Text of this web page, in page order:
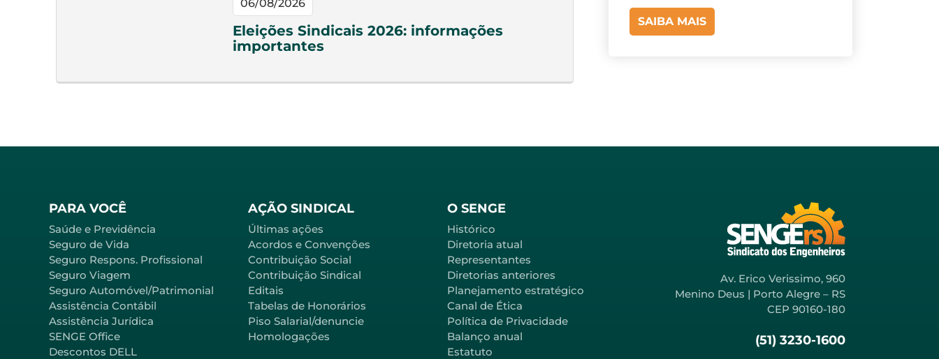
06/08/2026
Eleições Sindicais 2026: informações
importantes
SAIBA MAIS
PARA VOCÊ
Saúde e Previdência
Seguro de Vida
Seguro Respons. Profissional
Seguro Viagem
Seguro Automóvel/Patrimonial
Assistência Contábil
Assistência Jurídica
SENGE Office
Descontos DELL
AÇÃO SINDICAL
Últimas ações
Acordos e Convenções
Contribuição Social
Contribuição Sindical
Editais
Tabelas de Honorários
Piso Salarial/denuncie
Homologações
O SENGE
Histórico
Diretoria atual
Representantes
Diretorias anteriores
Planejamento estratégico
Canal de Ética
Política de Privacidade
Balanço anual
Estatuto
Av. Erico Verissimo, 960
Menino Deus | Porto Alegre – RS
CEP 90160-180
(51) 3230-1600